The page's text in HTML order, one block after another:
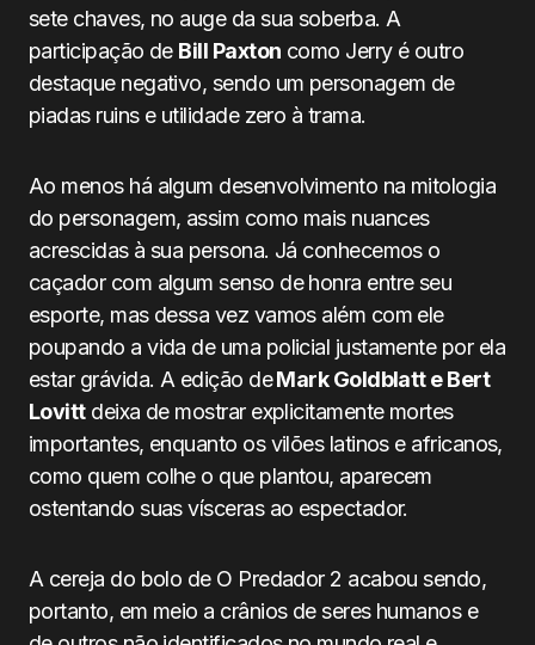
sete chaves, no auge da sua soberba. A
participação de Bill Paxton como Jerry é outro
destaque negativo, sendo um personagem de
piadas ruins e utilidade zero à trama.
Ao menos há algum desenvolvimento na mitologia
do personagem, assim como mais nuances
acrescidas à sua persona. Já conhecemos o
caçador com algum senso de honra entre seu
esporte, mas dessa vez vamos além com ele
poupando a vida de uma policial justamente por ela
estar grávida. A edição deMark Goldblatt e Bert
Lovittdeixa de mostrar explicitamente mortes
importantes, enquanto os vilões latinos e africanos,
como quem colhe o que plantou, aparecem
ostentando suas vísceras ao espectador.
A cereja do bolo de O Predador 2 acabou sendo,
portanto, em meio a crânios de seres humanos e